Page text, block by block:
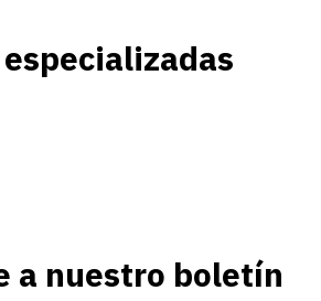
a nuestro boletín